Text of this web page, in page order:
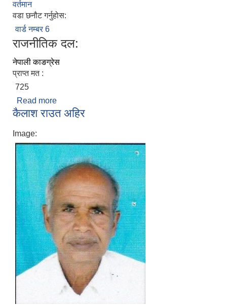
वर्तमान
वडा छनौट गर्नुहोस:
वार्ड नम्बर 6
राजनीतिक दल:
नेपाली काङग्रेस
प्राप्त मत :
725
Read more
कैलाश राउत अहिर
Image: